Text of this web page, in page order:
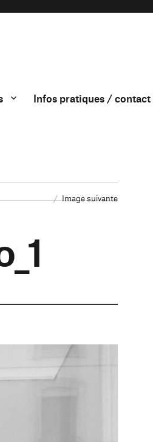
Infos pratiques / contact
Image suivante